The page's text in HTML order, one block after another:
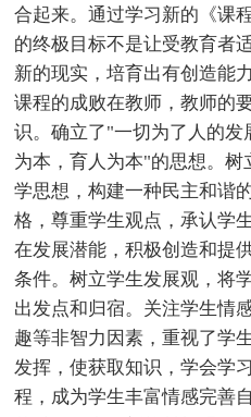
合起来。通过学习新的《课
的终极目标不是让受教育者
新的现实，培育出有创造能
课程的成败在教师，教师的
识。确立了"一切为了人的发
为本，育人为本"的思想。
学思想，构建一种民主和谐
格，尊重学生观点，承认学
在发展潜能，积极创造和提
条件。树立学生发展观，将
出发点和归宿。关注学生情
趣等非智力因素，重视了学
发挥，使获取知识，学会学
程，成为学生丰富情感完善